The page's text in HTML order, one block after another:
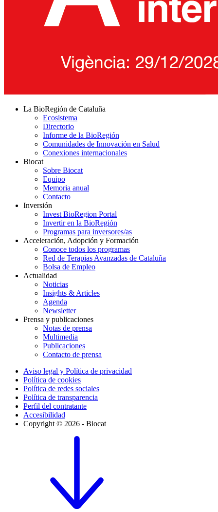
La BioRegión de Cataluña
Ecosistema
Directorio
Informe de la BioRegión
Comunidades de Innovación en Salud
Conexiones internacionales
Biocat
Sobre Biocat
Equipo
Memoria anual
Contacto
Inversión
Invest BioRegion Portal
Invertir en la BioRegión
Programas para inversores/as
Acceleración, Adopción y Formación
Conoce todos los programas
Red de Terapias Avanzadas de Cataluña
Bolsa de Empleo
Actualidad
Noticias
Insights & Articles
Agenda
Newsletter
Prensa y publicaciones
Notas de prensa
Multimedia
Publicaciones
Contacto de prensa
Aviso legal y Política de privacidad
Política de cookies
Política de redes sociales
Política de transparencia
Perfil del contratante
Accesibilidad
Copyright © 2026 - Biocat